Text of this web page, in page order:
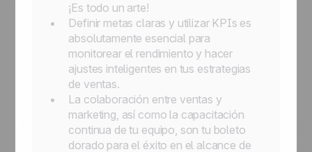
¡Es todo un arte!
Definir metas claras y utilizar KPIs es
absolutamente esencial para
monitorear el rendimiento y hacer
ajustes inteligentes en tus estrategias
de ventas.
La colaboración entre ventas y
marketing, así como la capacitación
continua de tu equipo, son tu boleto
dorado para el éxito en el alcance de